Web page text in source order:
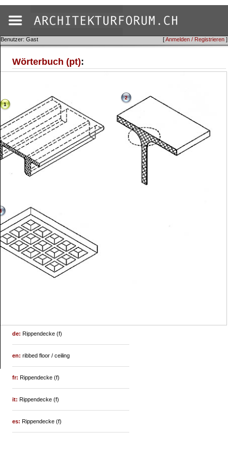
[Anmelden / Registrieren ]
Benutzer: Gast
Wörterbuch (pt):
1
2
de:Rippendecke (f)
en:ribbed floor / ceiling
fr:Rippendecke (f)
it:Rippendecke (f)
es:Rippendecke (f)